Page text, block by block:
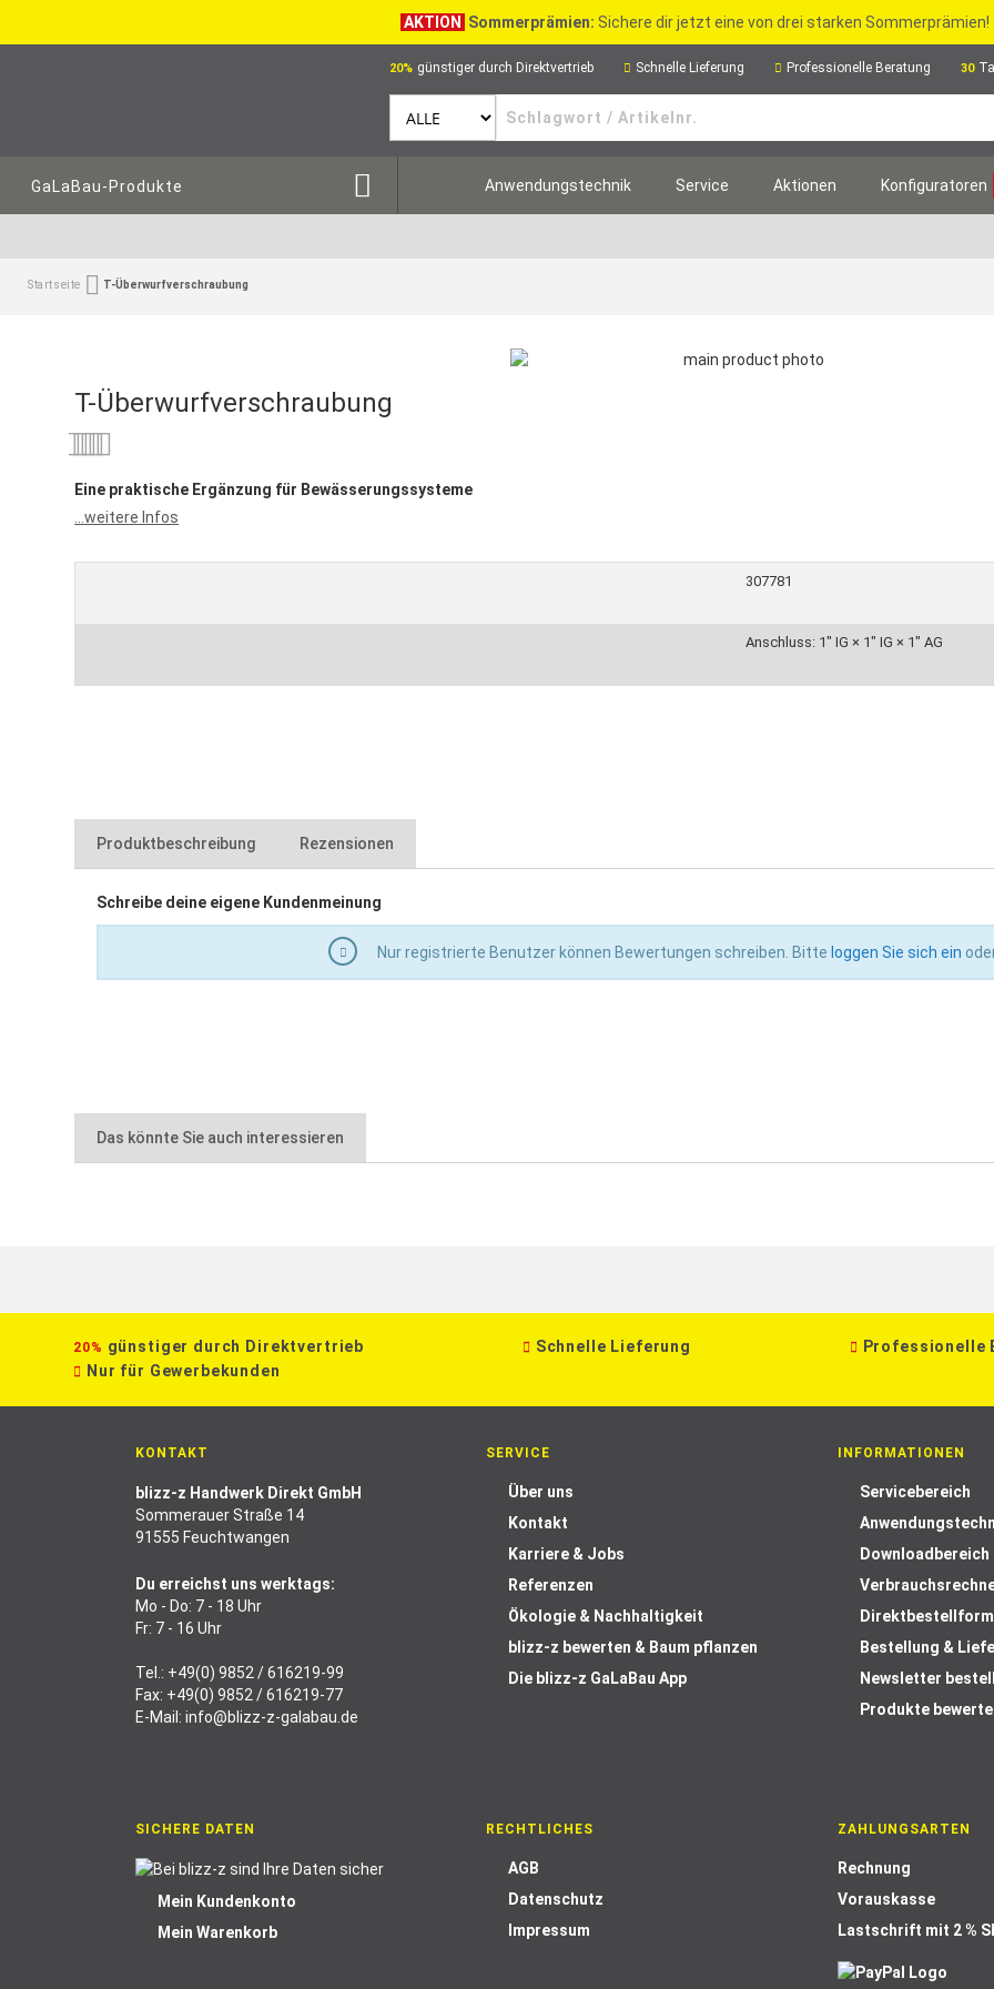
AKTION Sommerprämien: Sichere dir jetzt eine von drei starken Sommerprämien!
20% günstiger durch Direktvertrieb Schnelle Lieferung Professionelle Beratung 30
GaLaBau-Produkte Anwendungstechnik Service Aktionen Konfiguratoren
Startseite T-Überwurfverschraubung
T-Überwurfverschraubung
Eine praktische Ergänzung für Bewässerungssysteme
...weitere Infos
307781
Anschluss: 1" IG × 1" IG × 1" AG
Produktbeschreibung
zum Abzweigen vom Versorgungsrohr
mit O-Ring
aus PVC
Rezensionen
Schreibe deine eigene Kundenmeinung
Nur registrierte Benutzer können Bewertungen schreiben. Bitte loggen Sie sich ein
Das könnte Sie auch interessieren
20% günstiger durch Direktvertrieb Schnelle Lieferung Professionelle
Nur für Gewerbekunden
KONTAKT
blizz-z Handwerk Direkt GmbH
Sommerauer Straße 14
91555 Feuchtwangen
Du erreichst uns werktags:
Mo - Do: 7 - 18 Uhr
Fr: 7 - 16 Uhr
Tel.: +49(0) 9852 / 616219-99
Fax: +49(0) 9852 / 616219-77
E-Mail: info@blizz-z-galabau.de
SERVICE
Über uns
Kontakt
Karriere & Jobs
Referenzen
Ökologie & Nachhaltigkeit
blizz-z bewerten & Baum pflanzen
Die blizz-z GaLaBau App
INFORMATIONEN
Servicebereich
Downloadbereich
Bestellung &
Newsletter
Produkte
SICHERE DATEN
Mein Kundenkonto
Mein Warenkorb
RECHTLICHES
AGB
Datenschutz
Impressum
ZAHLUNGSARTEN
Rechnung
Vorauskasse
Lastschrift mit 2 %